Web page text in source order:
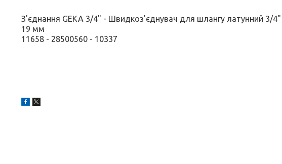
З'єднання GEKA 3/4" - Швидкоз'єднувач для шлангу латунний 3/
19 мм
11658 - 28500560 - 10337